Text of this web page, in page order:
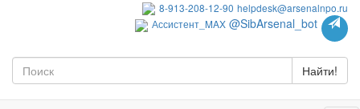
8-913-208-12-90 helpdesk@arsenalnpo.ru
Ассистент_MAX @SibArsenal_bot
Найти!